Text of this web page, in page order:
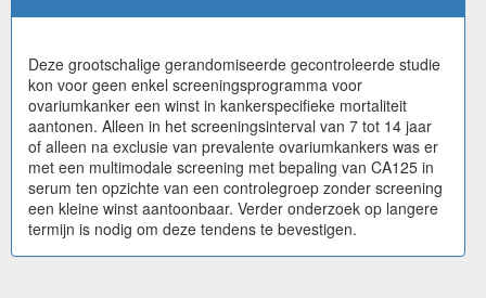
Deze grootschalige gerandomiseerde gecontroleerde studie
kon voor geen enkel screeningsprogramma voor
ovariumkanker een winst in kankerspecifieke mortaliteit
aantonen. Alleen in het screeningsinterval van 7 tot 14 jaar
of alleen na exclusie van prevalente ovariumkankers was er
met een multimodale screening met bepaling van CA125 in
serum ten opzichte van een controlegroep zonder screening
een kleine winst aantoonbaar. Verder onderzoek op langere
termijn is nodig om deze tendens te bevestigen.